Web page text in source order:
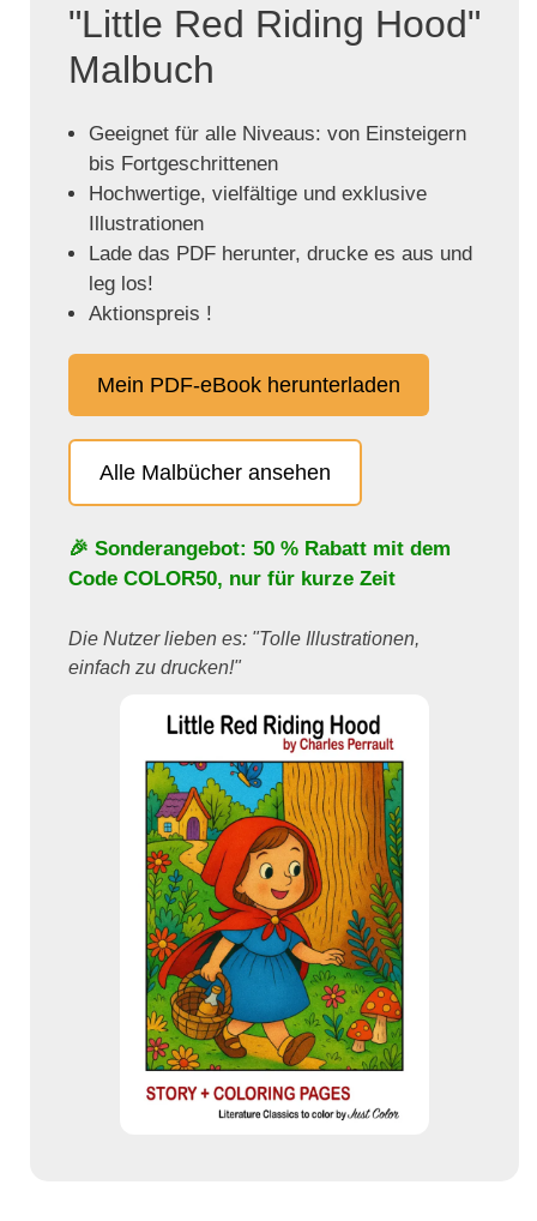
"Little Red Riding Hood"
Malbuch
Geeignet für alle Niveaus: von Einsteigern
bis Fortgeschrittenen
Hochwertige, vielfältige und exklusive
Illustrationen
Lade das PDF herunter, drucke es aus und
leg los!
Aktionspreis !
Mein PDF-eBook herunterladen
Alle Malbücher ansehen
🎉 Sonderangebot: 50 % Rabatt mit dem
Code COLOR50, nur für kurze Zeit
Die Nutzer lieben es: "Tolle Illustrationen,
einfach zu drucken!"